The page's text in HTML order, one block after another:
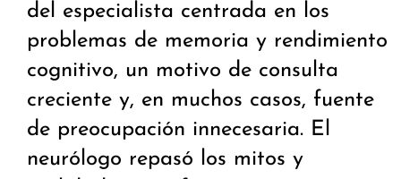
del especialista centrada en los
problemas de memoria y rendimiento
cognitivo, un motivo de consulta
creciente y, en muchos casos, fuente
de preocupación innecesaria. El
neurólogo repasó los mitos y